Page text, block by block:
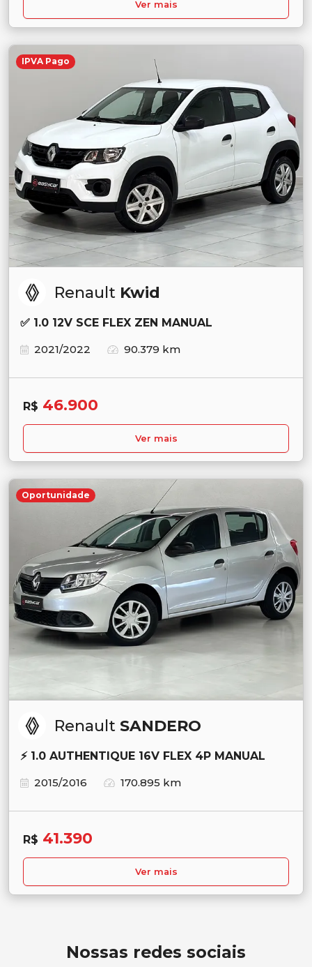
Ver mais
IPVA Pago
Renault Kwid
✅ 1.0 12V SCE FLEX ZEN MANUAL
2021/2022
90.379 km
R$ 46.900
Ver mais
Oportunidade
Renault SANDERO
⚡ 1.0 AUTHENTIQUE 16V FLEX 4P MANUAL
2015/2016
170.895 km
R$ 41.390
Ver mais
Nossas redes sociais